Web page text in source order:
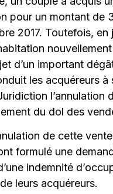
pour un montant de
2017. Toutefois, en
d’un important
les acquéreurs à
l’annulation
du dol des
de cette
formulé une
indemnité
leurs acquéreurs.